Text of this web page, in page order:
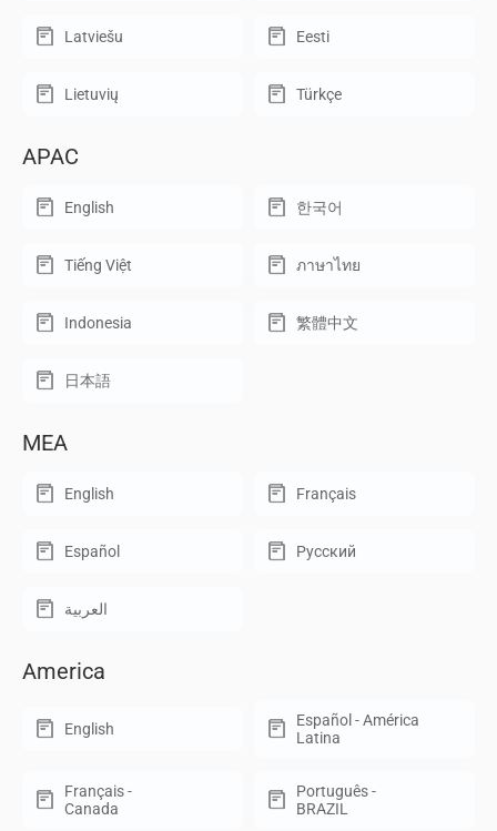
Latviešu Eesti
Lietuvių Türkçe
APAC
English 한국어
Tiếng Việt ภาษาไทย
Indonesia 繁體中文
日本語
MEA
English Français
Español Русский
العربية
America
English
Español - América
Latina
Français -
Canada
Português -
BRAZIL